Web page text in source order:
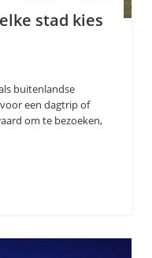
stad kies
buitenlandse
een dagtrip of
om te bezoeken,